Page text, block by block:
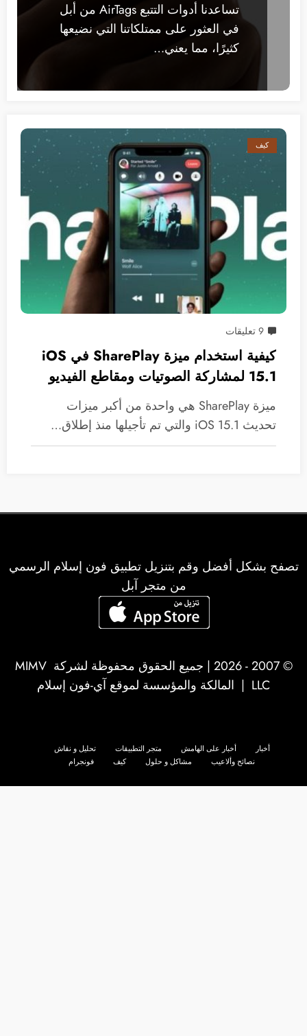
تساعدنا أدوات التتبع AirTags من أبل
في العثور على ممتلكاتنا التي نضيعها
كثيرًا، مما يعني…
كيف
9 تعليقات
كيفية استخدام ميزة SharePlay في iOS
15.1 لمشاركة الصوتيات ومقاطع الفيديو
والمزيد
ميزة SharePlay هي واحدة من أكبر ميزات
تحديث iOS 15.1 والتي تم تأجيلها منذ إطلاق…
تصفح بشكل أفضل وقم بتنزيل تطبيق فون إسلام الرسمي
من متجر آبل
© 2007 - 2026 | جميع الحقوق محفوظة لشركة
MIMV
LLC | المالكة والمؤسسة لموقع آي-فون إسلام
أخبار أخبار على الهامش متجر التطبيقات
تحليل و نقاش
نصائح وألاعيب
مشاكل و حلول كيف فونجرام